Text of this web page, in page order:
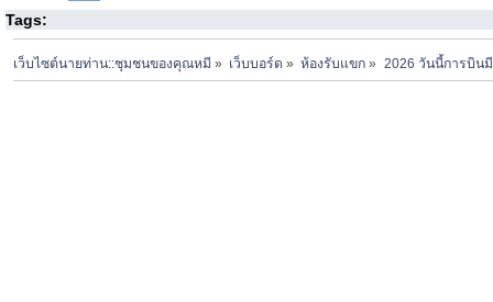
Tags:
เว็บไซต์นายท่าน::ชุมชนของคุณหมี » เว็บบอร์ด » ห้องรับแขก » 2026 วันนี้การบิน